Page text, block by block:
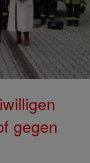
gegen